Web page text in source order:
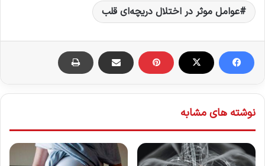
عوامل موثر در اختلال‌ دریچه‌ای‌ قلب
نوشته های مشابه